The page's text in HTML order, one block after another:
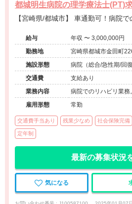
都城明生病院の理学療法士(PT)
【宮崎県/都城市】 車通勤
給与
年収 〜 3,000,000円
勤務地
宮崎県都城市金田町
施設形態
病院（総合/急性期/回
来）、介護保険関連
他（その他）
交通費
支給あり
業務内容
病院でのリハビリ業務。
雇用形態
常勤
交通費手当あり 残業少なめ 社会保険完備
定年制
最新の募集状況
気になる